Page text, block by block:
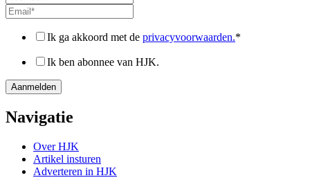
Ik ga akkoord met de privacyvoorwaarden.*
Ik ben abonnee van HJK.
Navigatie
Over HJK
Artikel insturen
Adverteren in HJK